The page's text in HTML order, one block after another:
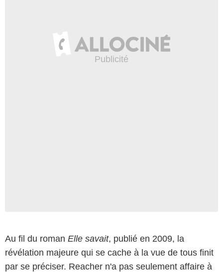
Au fil du roman Elle savait, publié en 2009, la
révélation majeure qui se cache à la vue de tous finit
par se préciser. Reacher n'a pas seulement affaire à